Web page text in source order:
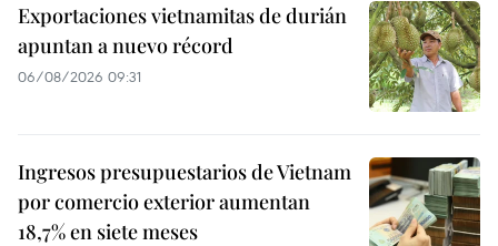
Exportaciones vietnamitas de durián
apuntan a nuevo récord
06/08/2026 09:31
Ingresos presupuestarios de Vietnam
por comercio exterior aumentan
18,7% en siete meses